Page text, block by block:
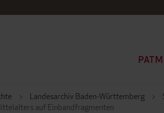
Landesarchiv Baden-Württemberg
auf Einbandfragmenten